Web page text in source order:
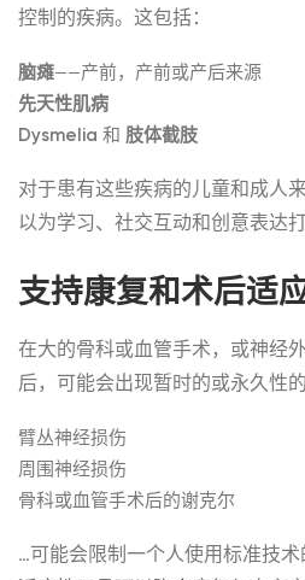
控制的疾病。这包括：
脑瘫——产前，产前或产后来源
先天性肌病
Dysmelia 和 肢体截肢
对于患有这些疾病的儿童和成人
以为学习、社交互动和创意表达
支持康复和术后适
在大的骨科或血管手术，或神经
后，可能会出现暂时的或永久性
臂丛神经损伤
周围神经损伤
骨科或血管手术后的谢克尔
…可能会限制一个人使用标准技术